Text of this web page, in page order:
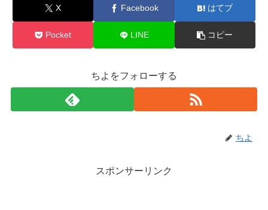
X Facebook はてブ
Pocket LINE コピー
ちよをフォローする
ちよ
スポンサーリンク